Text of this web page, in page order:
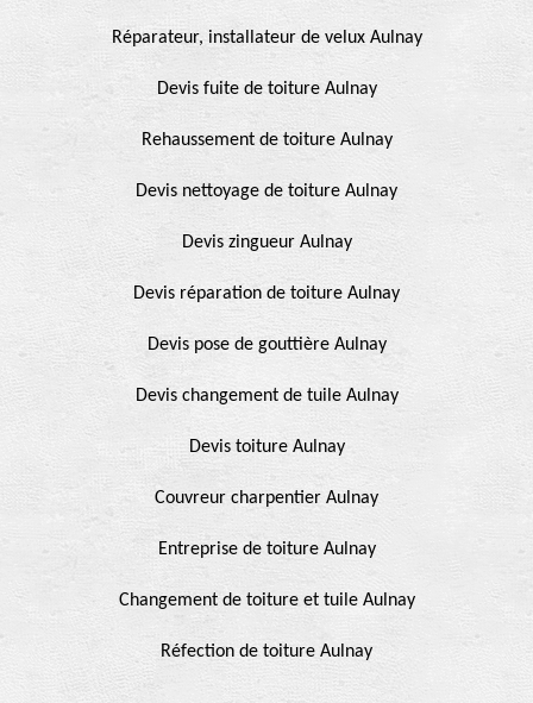
Réparateur, installateur de velux Aulnay
Devis fuite de toiture Aulnay
Rehaussement de toiture Aulnay
Devis nettoyage de toiture Aulnay
Devis zingueur Aulnay
Devis réparation de toiture Aulnay
Devis pose de gouttière Aulnay
Devis changement de tuile Aulnay
Devis toiture Aulnay
Couvreur charpentier Aulnay
Entreprise de toiture Aulnay
Changement de toiture et tuile Aulnay
Réfection de toiture Aulnay